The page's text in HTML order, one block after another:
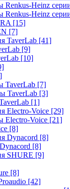
Renkus-Heinz
Renkus-Heinz
[15]
[7]
TaverLab [41]
[9]
[10]
TaverLab [7]
TaverLab [3]
[1]
Electro-Voice [29]
Electro-Voice [21]
[8]
Dynacord [8]
[8]
SHURE [9]
[8]
[42]